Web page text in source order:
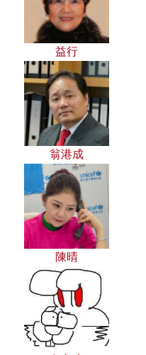
益行
翁港成
陳晴